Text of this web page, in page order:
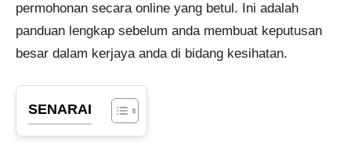
permohonan secara online yang betul. Ini adalah
panduan lengkap sebelum anda membuat keputusan
besar dalam kerjaya anda di bidang kesihatan.
SENARAI